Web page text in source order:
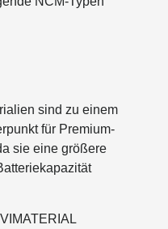
sind zu einem
für Premium-
sie eine größere